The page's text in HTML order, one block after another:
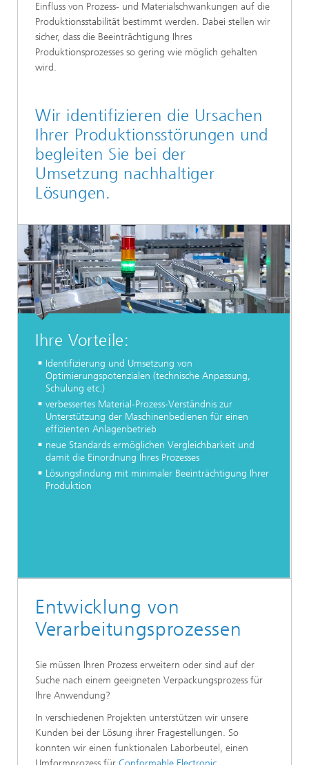
Einfluss von Prozess- und Materialschwankungen auf die
Produktionsstabilität bestimmt werden. Dabei stellen wir
sicher, dass die Beeinträchtigung Ihres
Produktionsprozesses so gering wie möglich gehalten
wird.
Wir identifizieren die Ursachen
Ihrer Produktionsstörungen und
begleiten Sie bei der
Umsetzung nachhaltiger
Lösungen.
Ihre Vorteile:
Identifizierung und Umsetzung von
Optimierungspotenzialen (technische Anpassung,
Schulung etc.)
verbessertes Material-Prozess-Verständnis zur
Unterstützung der Maschinenbedienen für einen
effizienten Anlagenbetrieb
neue Standards ermöglichen Vergleichbarkeit und
damit die Einordnung Ihres Prozesses
Lösungsfindung mit minimaler Beeinträchtigung Ihrer
Produktion
Entwicklung von
Verarbeitungsprozessen
Sie müssen Ihren Prozess erweitern oder sind auf der
Suche nach einem geeigneten Verpackungsprozess für
Ihre Anwendung?
In verschiedenen Projekten unterstützen wir unsere
Kunden bei der Lösung ihrer Fragestellungen. So
konnten wir einen funktionalen Laborbeutel, einen